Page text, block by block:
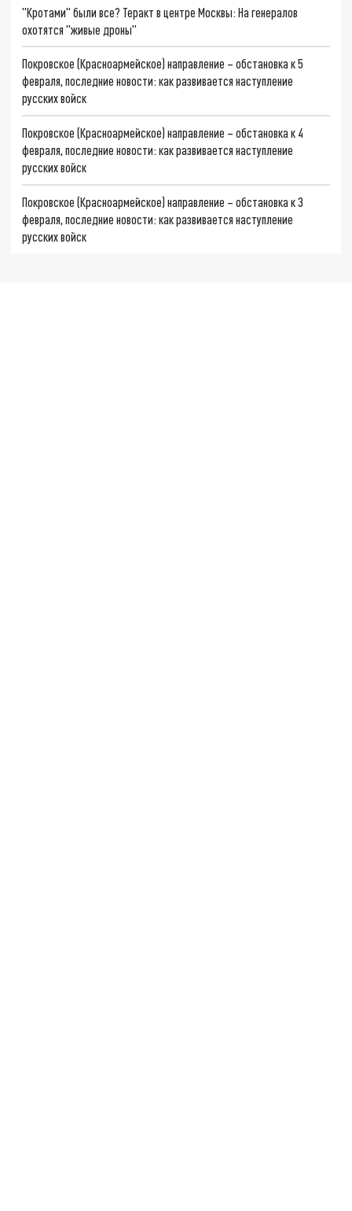
"Кротами" были все? Теракт в центре Москвы: На генералов
охотятся "живые дроны"
Покровское (Красноармейское) направление – обстановка к 5
февраля, последние новости: как развивается наступление
русских войск
Покровское (Красноармейское) направление – обстановка к 4
февраля, последние новости: как развивается наступление
русских войск
Покровское (Красноармейское) направление – обстановка к 3
февраля, последние новости: как развивается наступление
русских войск